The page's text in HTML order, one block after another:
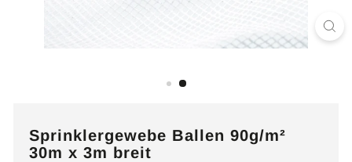
Sprinklergewebe Ballen 90g/m²
30m x 3m breit